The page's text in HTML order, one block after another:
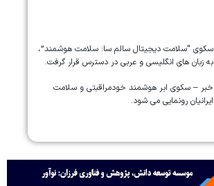
سکوی “سلامت دیجیتال سالم سا: سلامت هوشمند”،
به زبان های انگلیسی و عربی در دسترس قرار گرفت.
خبر – سکوی ابر هوشمند خودمراقبتی و سلامت
ایرانیان رونمایی می شود.